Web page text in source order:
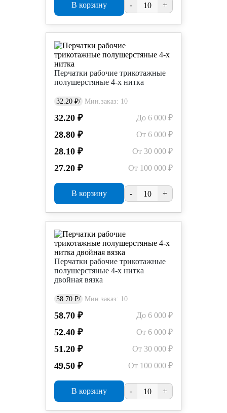
В корзину - +
Перчатки рабочие трикотажные
полушерстяные 4-х нитка
32.20 ₽/ Мин.заказ: 10
32.20 ₽ До 6 000 ₽
28.80 ₽ От 6 000 ₽
28.10 ₽ От 30 000 ₽
27.20 ₽ От 100 000 ₽
В корзину - +
Перчатки рабочие трикотажные
полушерстяные 4-х нитка
двойная вязка
58.70 ₽/ Мин.заказ: 10
58.70 ₽ До 6 000 ₽
52.40 ₽ От 6 000 ₽
51.20 ₽ От 30 000 ₽
49.50 ₽ От 100 000 ₽
В корзину - +